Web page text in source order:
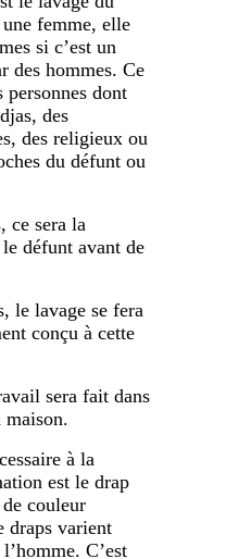
femme, elle
si c’est un
des hommes. Ce
dont
des
des religieux ou
du défunt ou
ce sera la
défunt avant de
le lavage se fera
conçu à cette
sera fait dans
à la
est le drap
couleur
draps varient
C’est